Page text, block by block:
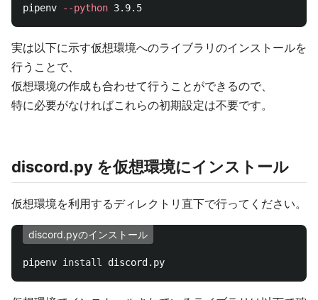
pipenv --python
実は以下に示す仮想環境へのライブラリのインストールを
行うことで、
仮想環境の作成も合わせて行うことができるので、
特に必要がなければこれらの初期設定は不要です。
discord.py を仮想環境にインストール
仮想環境を利用するディレクトリ直下で行ってください。
discord.pyのインストール
pipenv install